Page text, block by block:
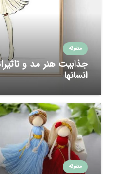
متفرقه
جذابیت هنر مد و
انسانها
متفرقه